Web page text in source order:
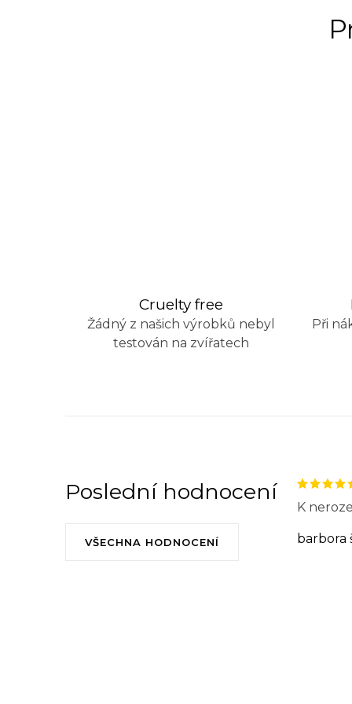
Cruelty free
Žádný z našich výrobků nebyl
testován na zvířatech
Při
Poslední hodnocení
VŠECHNA HODNOCENÍ
K
barbora